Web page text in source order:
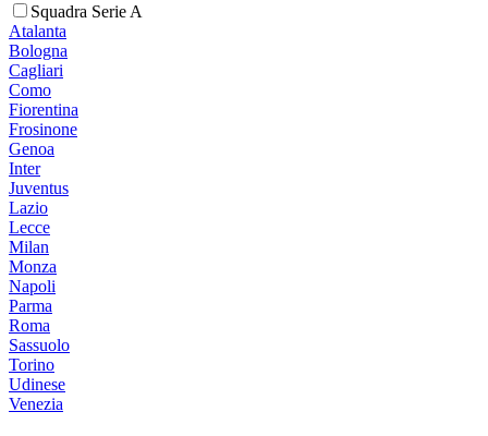
Squadra Serie A
Atalanta
Bologna
Cagliari
Como
Fiorentina
Frosinone
Genoa
Inter
Juventus
Lazio
Lecce
Milan
Monza
Napoli
Parma
Roma
Sassuolo
Torino
Udinese
Venezia